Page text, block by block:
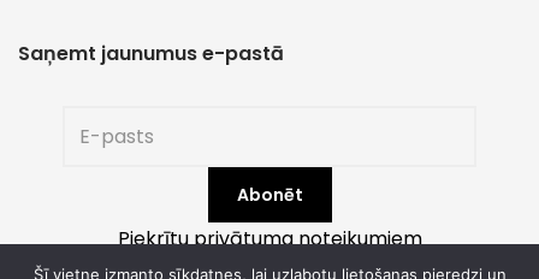
Saņemt jaunumus e-pastā
Piekrītu privātuma noteikumiem
Šī vietne izmanto sīkdatnes, lai uzlabotu lietošanas pieredzi un